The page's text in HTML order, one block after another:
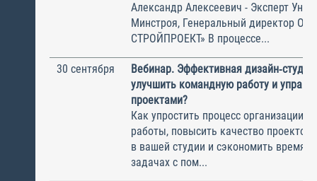
Александр Алексеевич - Эксперт
Минстроя, Генеральный директор
СТРОЙПРОЕКТ» В процессе...
30 сентября
Вебинар. Эффективная
улучшить командную работу и
проектами?
Как упростить процесс организации
работы, повысить качество проектов
в вашей студии и сэкономить время
задачах с пом...